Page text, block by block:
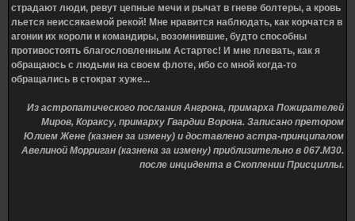
страдают люди, ревут цепные мечи и рычат в гневе болтеры, а кровь
льется неиссякаемой рекой! Мне нравится наблюдать, как корчатся в
агонии их короли и командиры, возомнившие, будто способны
противостоять благословленным Астартес! И мне плевать, как я
обращаюсь с людьми на своем флоте, ибо со мной когда-то
обращались в стократ хуже...
Из астропатического послания Ангрона, примарха Пожирателей
Миров, Кораксу, примарху Гвардии Ворона. Записано претором
Юлием Жене (казнен за измену) и доставлено астра-принципалом
Авелиной Морриган (казнена за измену) приблизительно в 067.М30.
после инцидента в Скоплении Присциллы.